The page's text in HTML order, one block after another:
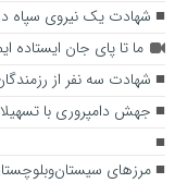
شهادت یک نیروی سپاه
ما تا پای جان ایستاده
شهادت سه نفر از
جهش دامپروری با تسهیلات ۴۱۸
مرزهای